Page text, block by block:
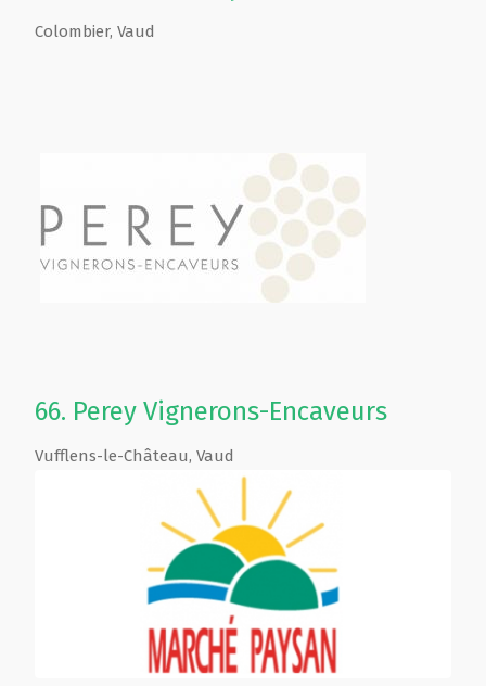
Colombier, Vaud
66. Perey Vignerons-Encaveurs
Vufflens-le-Château, Vaud